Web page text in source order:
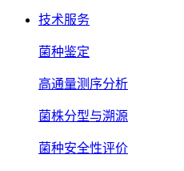
技术服务
菌种鉴定
高通量测序分析
菌株分型与溯源
菌种安全性评价